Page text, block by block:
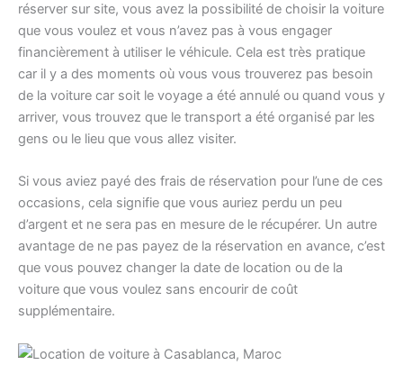
réserver sur site, vous avez la possibilité de choisir la voiture
que vous voulez et vous n’avez pas à vous engager
financièrement à utiliser le véhicule. Cela est très pratique
car il y a des moments où vous vous trouverez pas besoin
de la voiture car soit le voyage a été annulé ou quand vous y
arriver, vous trouvez que le transport a été organisé par les
gens ou le lieu que vous allez visiter.
Si vous aviez payé des frais de réservation pour l’une de ces
occasions, cela signifie que vous auriez perdu un peu
d’argent et ne sera pas en mesure de le récupérer. Un autre
avantage de ne pas payez de la réservation en avance, c’est
que vous pouvez changer la date de location ou de la
voiture que vous voulez sans encourir de coût
supplémentaire.